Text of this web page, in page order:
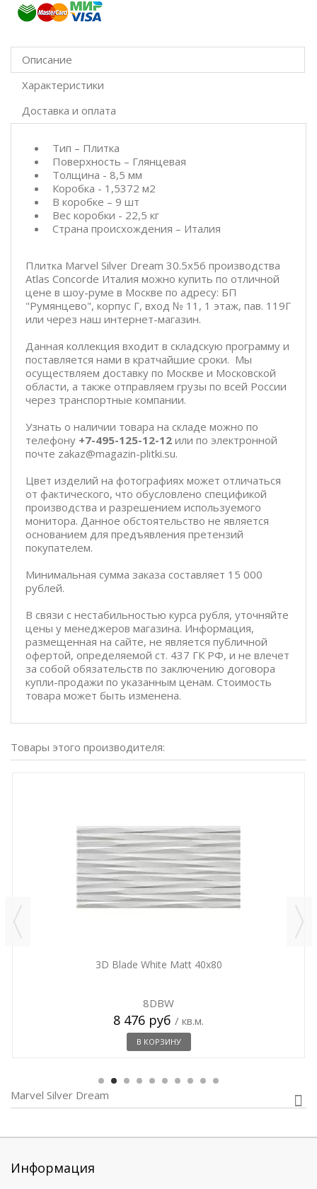
Описание
Характеристики
Доставка и оплата
Тип – Плитка
Поверхность – Глянцевая
Толщина - 8,5 мм
Коробка - 1,5372 м2
В коробке – 9 шт
Вес коробки - 22,5 кг
Страна происхождения – Италия
Плитка Marvel Silver Dream 30.5x56 производства
Atlas Concorde Италия можно купить по отличной
цене в шоу-руме в Москве по адресу: БП
"Румянцево", корпус Г, вход № 11, 1 этаж, пав. 119Г
или через наш интернет-магазин.
Данная коллекция входит в складскую программу и
поставляется нами в кратчайшие сроки. Мы
осуществляем доставку по Москве и Московской
области, а также отправляем грузы по всей России
через транспортные компании.
Узнать о наличии товара на складе можно по
телефону +7-495-125-12-12 или по электронной
почте zakaz@magazin-plitki.su.
Цвет изделий на фотографиях может отличаться
от фактического, что обусловлено спецификой
производства и разрешением используемого
монитора. Данное обстоятельство не является
основанием для предъявления претензий
покупателем.
Минимальная сумма заказа составляет 15 000
рублей.
В связи с нестабильностью курса рубля, уточняйте
цены у менеджеров магазина. Информация,
размещенная на сайте, не является публичной
офертой, определяемой ст. 437 ГК РФ, и не влечет
за собой обязательств по заключению договора
купли-продажи по указанным ценам. Стоимость
товара может быть изменена.
Товары этого производителя:
3D Blade White Matt 40x80
8DBW
8 476 руб / кв.м.
В КОРЗИНУ
Marvel Silver Dream
Информация